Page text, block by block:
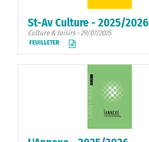
St-Av Culture - 2025/2026
Culture & loisirs - 29/07/2025
FEUILLETER